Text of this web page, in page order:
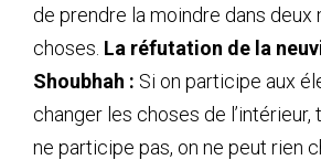
de prendre la moindre dans deux
choses. La réfutation de la
Shoubhah : Si on participe aux
changer les choses de l’intérieur,
ne participe pas, on ne peut rien